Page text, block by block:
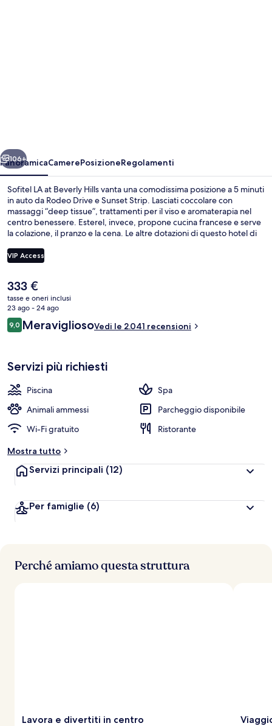
Avanti
106+
PanoramicaCamerePosizioneRegolamenti
Sofitel LA at Beverly Hills vanta una comodissima posizione a 5 minuti
in auto da Rodeo Drive e Sunset Strip. Lasciati coccolare con
massaggi “deep tissue”, trattamenti per il viso e aromaterapia nel
centro benessere. Esterel, invece, propone cucina francese e serve
la colazione, il pranzo e la cena. Le altre dotazioni di questo hotel di
fitness. Gli ospiti apprezzano molto i letti comodi e il personale
gentile.
VIP Access
Il
prezzo
attuale
è
333 €
333 €
tasse e oneri inclusi
23 ago - 24 ago
Recensioni
9,09,0 su 10
MeravigliosoVedi le 2.041 recensioni
Servizi più richiesti
Piscina
Spa
Animali ammessi
Parcheggio disponibile
Wi-Fi gratuito
Ristorante
Mostra tutto
Servizi principali (12)
Per famiglie (6)
Perché amiamo questa struttura
Lavora e divertiti in centro